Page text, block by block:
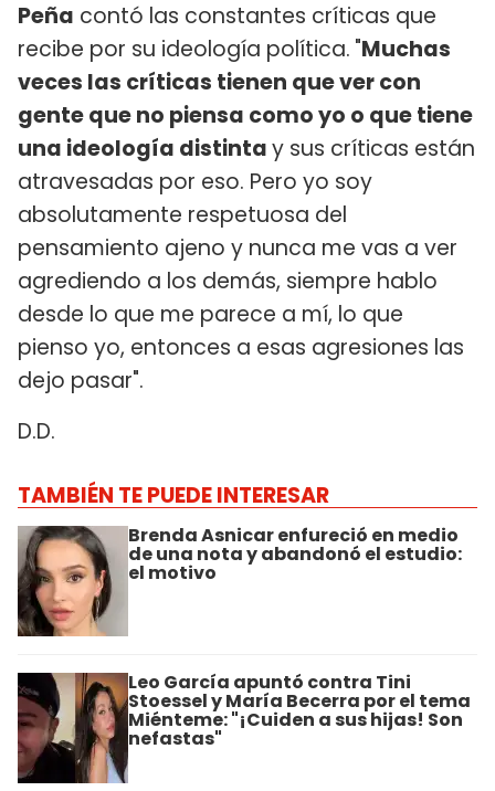
Peña contó las constantes críticas que
recibe por su ideología política. "Muchas
veces las críticas tienen que ver con
gente que no piensa como yo o que tiene
una ideología distintay sus críticas están
atravesadas por eso. Pero yo soy
absolutamente respetuosa del
pensamiento ajeno y nunca me vas a ver
agrediendo a los demás, siempre hablo
desde lo que me parece a mí, lo que
pienso yo, entonces a esas agresiones las
dejo pasar".
D.D.
TAMBIÉN TE PUEDE INTERESAR
Brenda Asnicar enfureció en medio
de una nota y abandonó el estudio:
el motivo
Leo García apuntó contra Tini
Stoessel y María Becerra por el tema
Miénteme: "¡Cuiden a sus hijas! Son
nefastas"